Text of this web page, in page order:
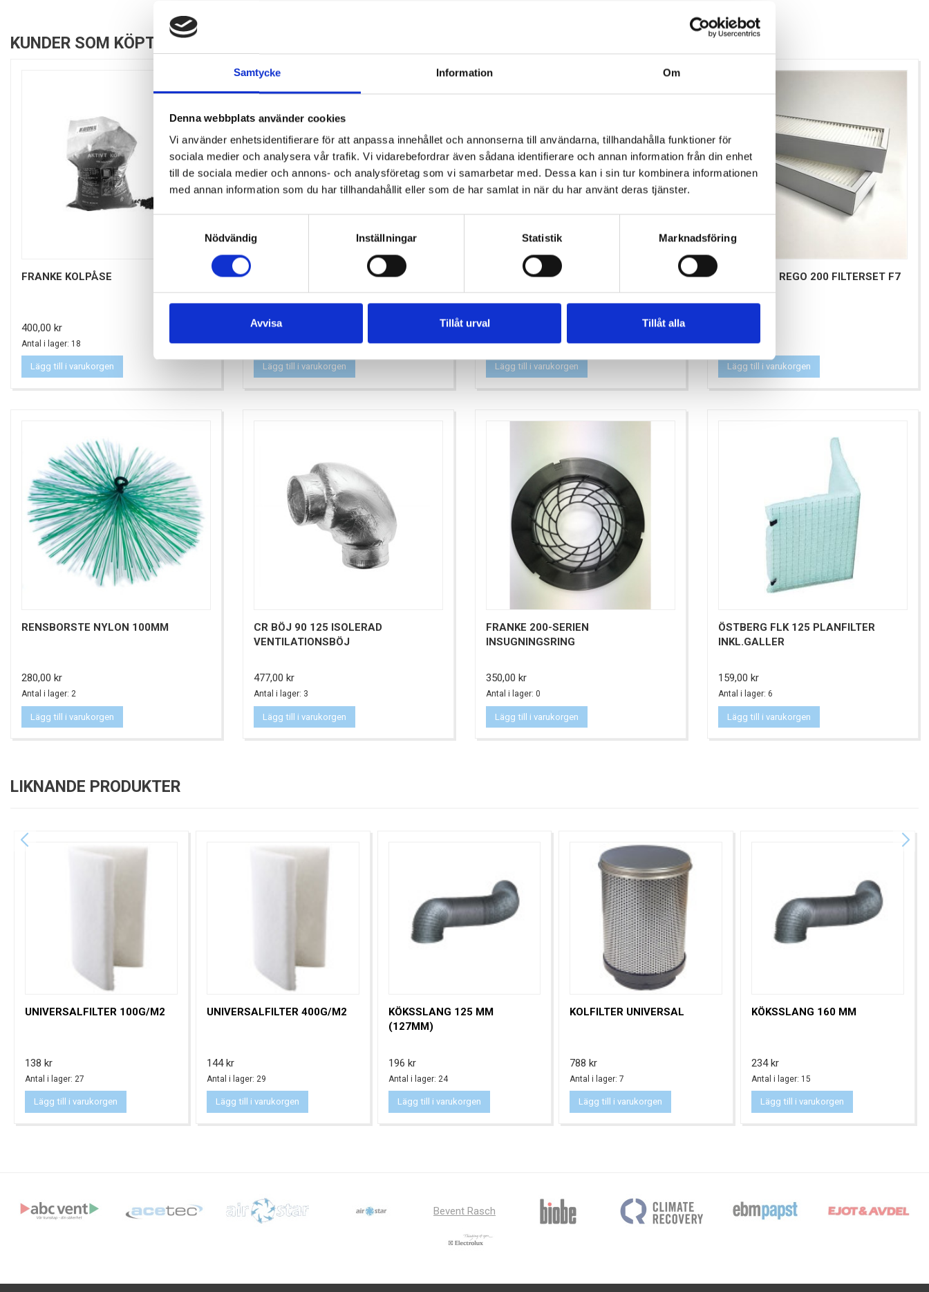
Samtycke Information Om
Denna webbplats använder cookies
Vi använder enhetsidentifierare för att anpassa innehållet och annonserna till användarna, tillhandahålla funktioner för
sociala medier och analysera vår trafik. Vi vidarebefordrar även sådana identifierare och annan information från din enhet
till de sociala medier och annons- och analysföretag som vi samarbetar med. Dessa kan i sin tur kombinera informationen
med annan information som du har tillhandahållit eller som de har samlat in när du har använt deras tjänster.
Nödvändig
Inställningar Statistik Marknadsföring
Avvisa Tillåt urval Tillåt alla
KUNDER SOM KÖPT DENNA PRODUKT KÖPTE OCKSÅ:
FRANKE KOLPÅSE
Pris
400,00 kr
Antal i lager: 18
Lägg till i varukorgen
FRESH TL-F STANDARDFILTER 3-
PACK
Pris
130,00 kr
Antal i lager: 10
Lägg till i varukorgen
DIM 125-100 NIPPEL/NIPPEL
Pris
75,00 kr
Antal i lager: 18
Lägg till i varukorgen
LUFTMILJÖ REGO 200 FILTERSET F7
Antal i lager: 6
Lägg till i varukorgen
RENSBORSTE NYLON 100MM
Pris
280,00 kr
Antal i lager: 2
Lägg till i varukorgen
CR BÖJ 90 125 ISOLERAD
VENTILATIONSBÖJ
Pris
477,00 kr
Antal i lager: 3
Lägg till i varukorgen
FRANKE 200-SERIEN
INSUGNINGSRING
Pris
350,00 kr
Antal i lager: 0
Lägg till i varukorgen
ÖSTBERG FLK 125 PLANFILTER
INKL.GALLER
Pris
159,00 kr
Antal i lager: 6
Lägg till i varukorgen
LIKNANDE PRODUKTER
UNIVERSALFILTER 100G/M2
Pris
138 kr
Antal i lager: 27
Lägg till i varukorgen
UNIVERSALFILTER 400G/M2
Pris
144 kr
Antal i lager: 29
Lägg till i varukorgen
KÖKSSLANG 125 MM
(127MM)
Pris
196 kr
Antal i lager: 24
Lägg till i varukorgen
KOLFILTER UNIVERSAL
Pris
788 kr
Antal i lager: 7
Lägg till i varukorgen
KÖKSSLANG 160 MM
Pris
234 kr
Antal i lager: 15
Lägg till i varukorgen
Bevent Rasch